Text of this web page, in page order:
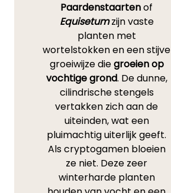
Paardenstaartenof
Equisetumzijn vaste
planten met
wortelstokken en een stijve
groeiwijze diegroeien op
vochtige grond. De dunne,
cilindrische stengels
vertakken zich aan de
uiteinden, wat een
pluimachtig uiterlijk geeft.
Als cryptogamen bloeien
ze niet. Deze zeer
winterharde planten